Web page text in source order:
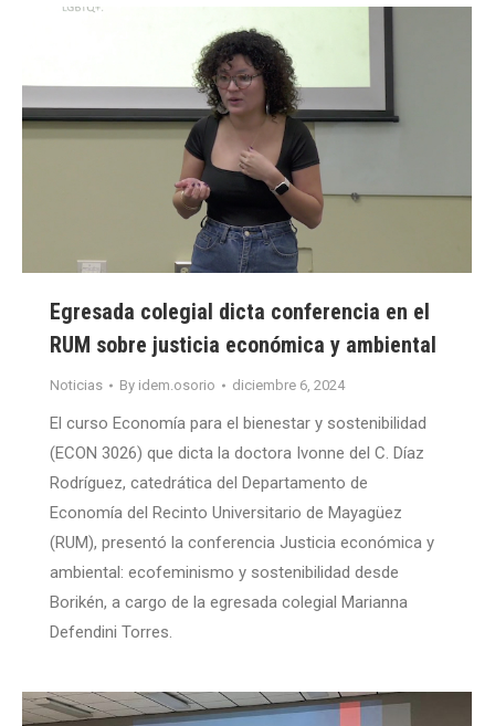
Egresada colegial dicta conferencia en el
RUM sobre justicia económica y ambiental
Noticias By idem.osorio diciembre 6, 2024
El curso Economía para el bienestar y sostenibilidad
(ECON 3026) que dicta la doctora Ivonne del C. Díaz
Rodríguez, catedrática del Departamento de
Economía del Recinto Universitario de Mayagüez
(RUM), presentó la conferencia Justicia económica y
ambiental: ecofeminismo y sostenibilidad desde
Borikén, a cargo de la egresada colegial Marianna
Defendini Torres.